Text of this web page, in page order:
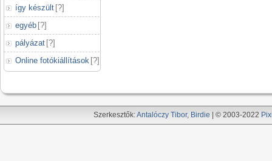
így készült [?]
egyéb [?]
pályázat [?]
Online fotókiállítások [?]
Szerkesztők:Antalóczy Tibor, Birdie | © 2003-2022